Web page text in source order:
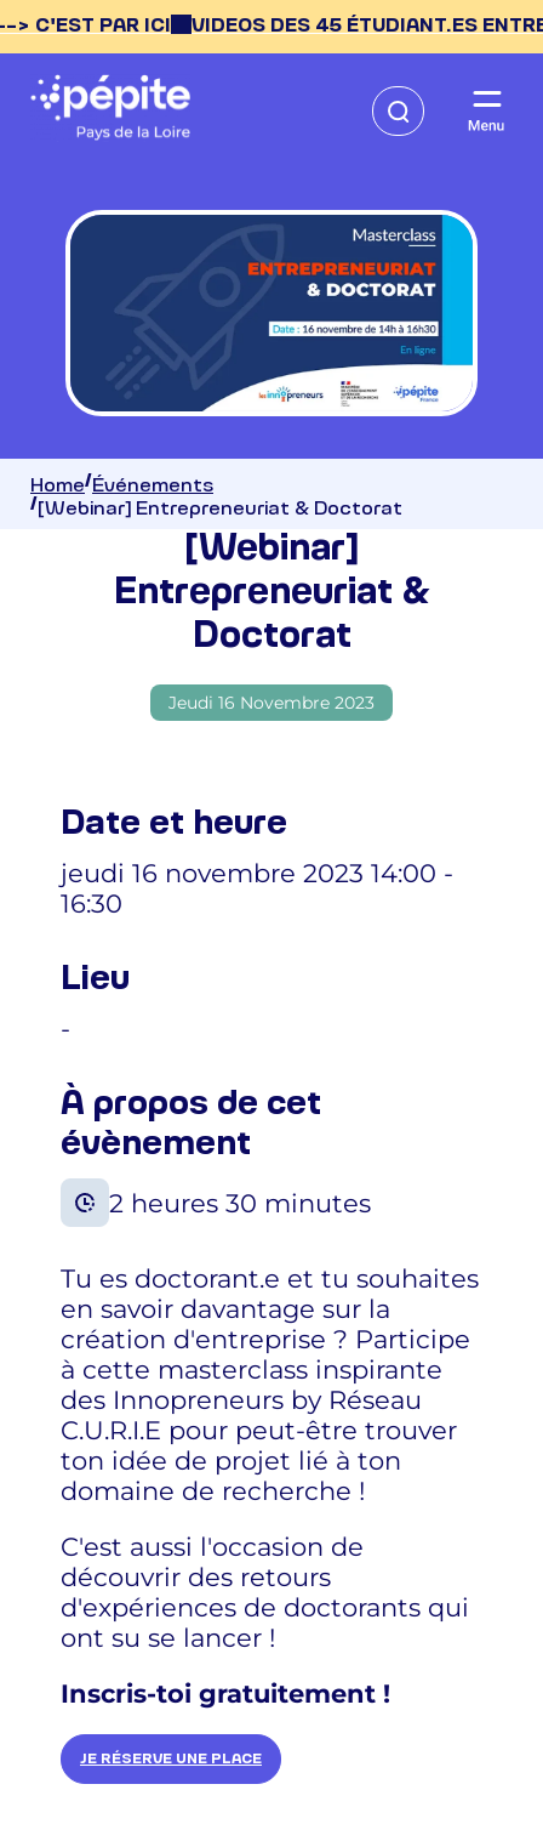
PAR ICI VIDEOS DES 45 ÉTUDIANT.ES
Home Événements
[Webinar] Entrepreneuriat & Doctorat
[Webinar]
Entrepreneuriat &
Doctorat
Jeudi 16 Novembre 2023
Date et heure
jeudi 16 novembre 2023 14:00 -
16:30
Lieu
-
À propos de cet
évènement
2 heures 30 minutes
Tu es doctorant.e et tu souhaites
en savoir davantage sur la
création d'entreprise ? Participe
à cette masterclass inspirante
des Innopreneurs by Réseau
C.U.R.I.E pour peut-être trouver
ton idée de projet lié à ton
domaine de recherche !
C'est aussi l'occasion de
découvrir des retours
d'expériences de doctorants qui
ont su se lancer !
Inscris-toi gratuitement !
JE RÉSERVE UNE PLACE